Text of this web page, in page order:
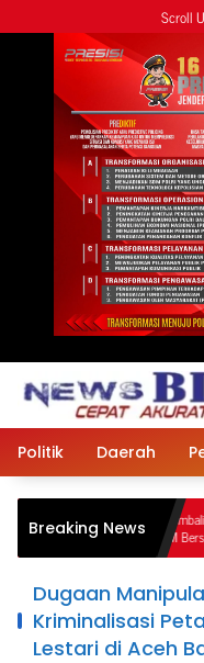
ke
Scroll
Politik Daerah
Breaking News
Nagan Raya Kembali Lakukan
BBM Bersubsidi, Tiga
Dugaan
Kriminalisasi
Lestari di Aceh